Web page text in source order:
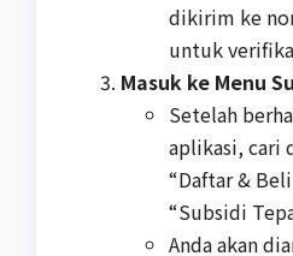
dikirim ke
untuk
Masuk ke Menu
Setelah
aplikasi, cari
“Daftar &
“Subsidi
Anda akan